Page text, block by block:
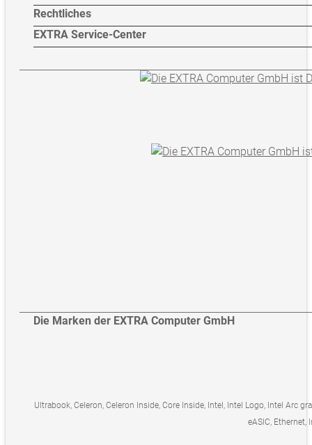
Rechtliches
EXTRA Service-Center
Die Marken der EXTRA Computer GmbH
Ultrabook, Celeron, Celeron Inside, Core Inside, Intel, Intel Logo, Intel Arc
eASIC, Ethernet,